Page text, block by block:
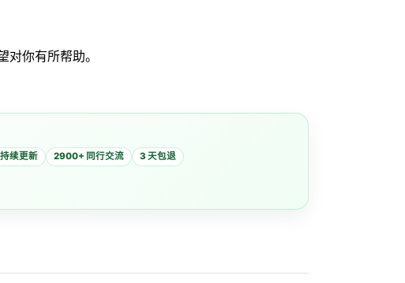
你有所帮助。
持续更新 2900+ 同行交流 3 天包退